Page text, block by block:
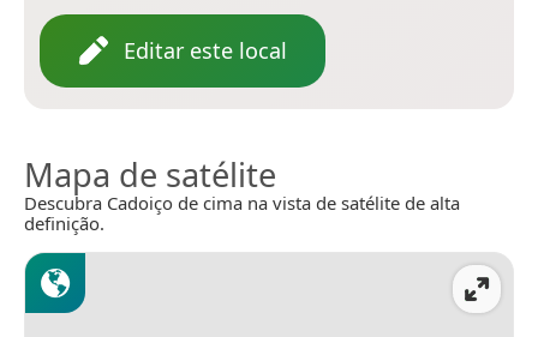
Editar este local
Mapa de satélite
Descubra Cadoiço de cima na vista de satélite de alta
definição.